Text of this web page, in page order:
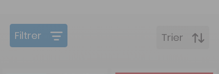
Filtrer Trier